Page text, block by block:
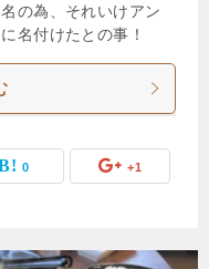
の為、それいけアン
名付けたとの事！
0 +1